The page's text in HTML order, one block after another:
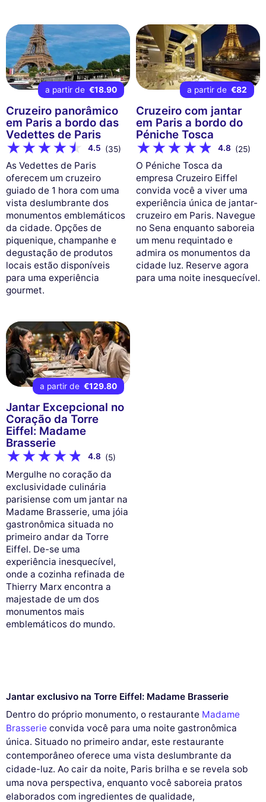
a partir de €18.90
Cruzeiro panorâmico
em Paris a bordo das
Vedettes de Paris
4.5 (35)
As Vedettes de Paris
oferecem um cruzeiro
guiado de 1 hora com uma
vista deslumbrante dos
monumentos emblemáticos
da cidade. Opções de
piquenique, champanhe e
degustação de produtos
locais estão disponíveis
para uma experiência
gourmet.
a partir de €82
Cruzeiro com jantar
em Paris a bordo do
Péniche Tosca
4.8 (25)
O Péniche Tosca da
empresa Cruzeiro Eiffel
convida você a viver uma
experiência única de jantar-
cruzeiro em Paris. Navegue
no Sena enquanto saboreia
um menu requintado e
admira os monumentos da
cidade luz. Reserve agora
para uma noite inesquecível.
a partir de €129.80
Jantar Excepcional no
Coração da Torre
Eiffel: Madame
Brasserie
4.8 (5)
Mergulhe no coração da
exclusividade culinária
parisiense com um jantar na
Madame Brasserie, uma jóia
gastronômica situada no
primeiro andar da Torre
Eiffel. De-se uma
experiência inesquecível,
onde a cozinha refinada de
Thierry Marx encontra a
majestade de um dos
monumentos mais
emblemáticos do mundo.
Jantar exclusivo na Torre Eiffel: Madame Brasserie
Dentro do próprio monumento, o restaurante Madame
Brasserie convida você para uma noite gastronômica
única. Situado no primeiro andar, este restaurante
contemporâneo oferece uma vista deslumbrante da
cidade-luz. Ao cair da noite, Paris brilha e se revela sob
uma nova perspectiva, enquanto você saboreia pratos
elaborados com ingredientes de qualidade,